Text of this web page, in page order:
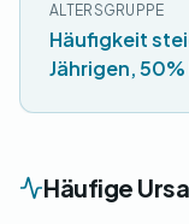
ALTERSGRUPPE
Häufigkeit
Jährigen,
Häufige